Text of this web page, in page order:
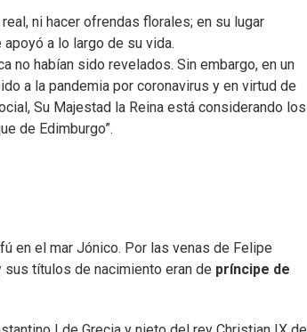
ni hacer ofrendas florales; en su lugar
a lo largo de su vida.
no habían sido revelados. Sin embargo, en un
a la pandemia por coronavirus y en virtud de
Su Majestad la Reina está considerando los
de Edimburgo”.
en el mar Jónico. Por las venas de Felipe
títulos de nacimiento eran de príncipe de